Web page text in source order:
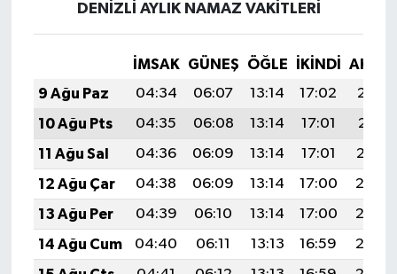
DENİZLİ AYLIK NAMAZ VAKITLERI
İMSAK GÜNEŞ ÖĞLE İKINDI
9 Ağu Paz
04:34 06:07 13:14 17:02
20:12
10 Ağu Pts
04:35 06:08 13:14 17:01
20:11
11 Ağu Sal
04:36 06:09 13:14 17:01
20:10
12 Ağu Çar
04:38 06:09 13:14 17:00
20:08
13 Ağu Per
04:39 06:10 13:14 17:00
20:07
14 Ağu Cum
04:40 06:11 13:13 16:59
20:06